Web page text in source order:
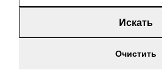
Искать
Очистить